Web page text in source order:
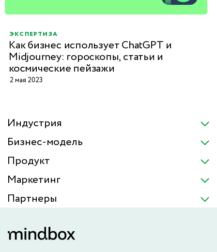
экспертиза
Как бизнес использует ChatGPT и
Midjourney: гороскопы, статьи и
космические пейзажи
2 мая 2023
Индустрия
Бизнес-модель
Продукт
Маркетинг
Партнеры